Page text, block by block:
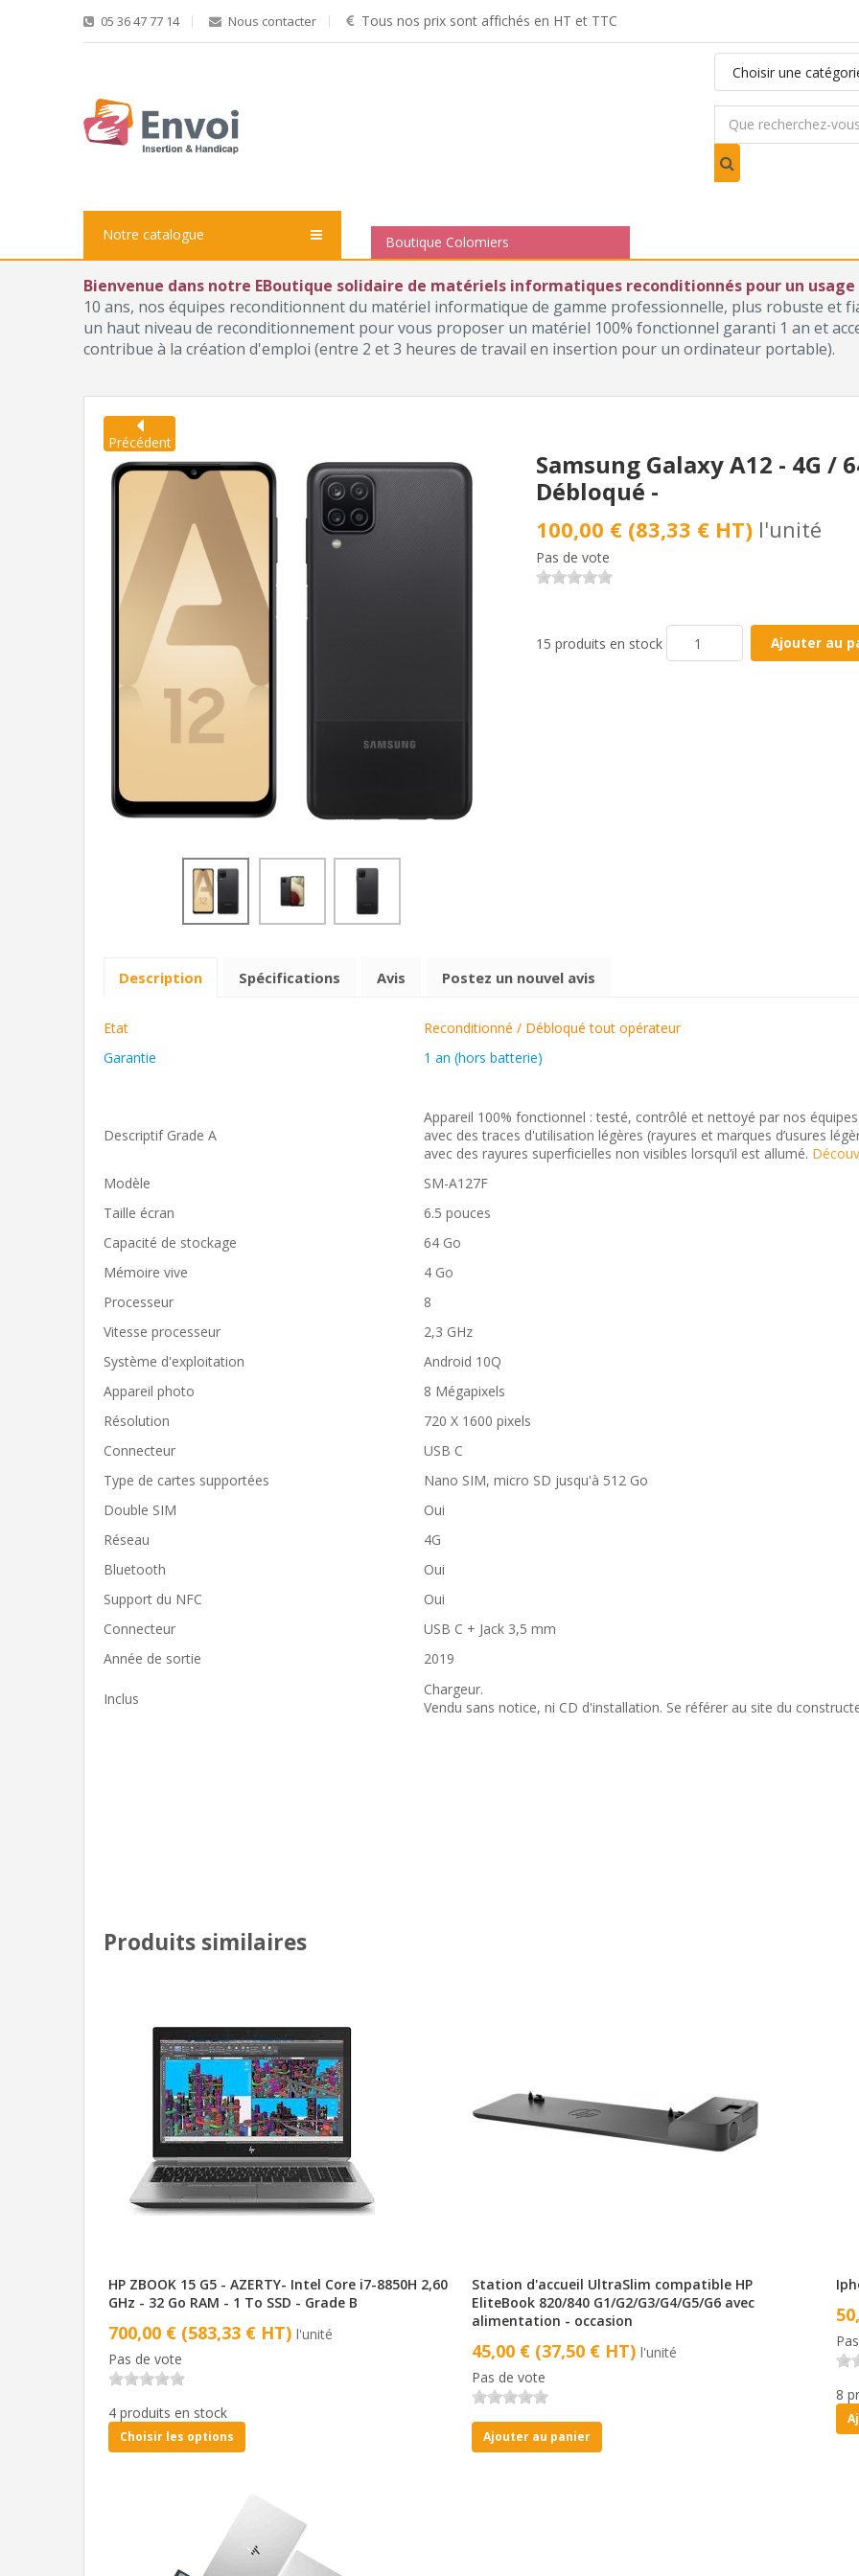
05 36 47 77 14 Nous contacter Tous nos prix sont affichés en HT et TTC
Notre catalogue Boutique Colomiers
Bienvenue dans notre EBoutique solidaire de matériels informatiques reconditionnés pour un
10 ans, nos équipes reconditionnent du matériel informatique de gamme professionnelle, plus robuste et
un haut niveau de reconditionnement pour vous proposer un matériel 100% fonctionnel garanti 1 an et
contribue à la création d'emploi (entre 2 et 3 heures de travail en insertion pour un ordinateur portable).
Précédent
Samsung Galaxy A12 - 4G /
Débloqué -
100,00 € (83,33 € HT) l'unité
Pas de vote
15 produits en stock Ajouter au
Description Spécifications Avis Postez un nouvel avis
Etat
Reconditionné / Débloqué tout opérateur
Garantie
1 an (hors batterie)
Descriptif Grade A
Appareil 100% fonctionnel : testé, contrôlé et nettoyé par nos
avec des traces d'utilisation légères (rayures et marques d’usures
avec des rayures superficielles non visibles lorsqu’il est allumé.
Modèle
SM-A127F
Taille écran
6.5 pouces
Capacité de stockage
64 Go
Mémoire vive
4 Go
Processeur
8
Vitesse processeur
2,3 GHz
Système d'exploitation
Android 10Q
Appareil photo
8 Mégapixels
Résolution
720 X 1600 pixels
Connecteur
USB C
Type de cartes supportées
Nano SIM, micro SD jusqu'à 512 Go
Double SIM
Oui
Réseau
4G
Bluetooth
Oui
Support du NFC
Oui
Connecteur
USB C + Jack 3,5 mm
Année de sortie
2019
Inclus
Chargeur.
Vendu sans notice, ni CD d'installation. Se référer au site du
Produits similaires
HP ZBOOK 15 G5 - AZERTY- Intel Core i7-8850H 2,60
GHz - 32 Go RAM - 1 To SSD - Grade B
700,00 € (583,33 € HT) l'unité
Pas de vote
4 produits en stock
Choisir les options
Station d'accueil UltraSlim compatible HP
EliteBook 820/840 G1/G2/G3/G4/G5/G6 avec
alimentation - occasion
45,00 € (37,50 € HT)l'unité
Pas de vote
Ajouter au panier
8